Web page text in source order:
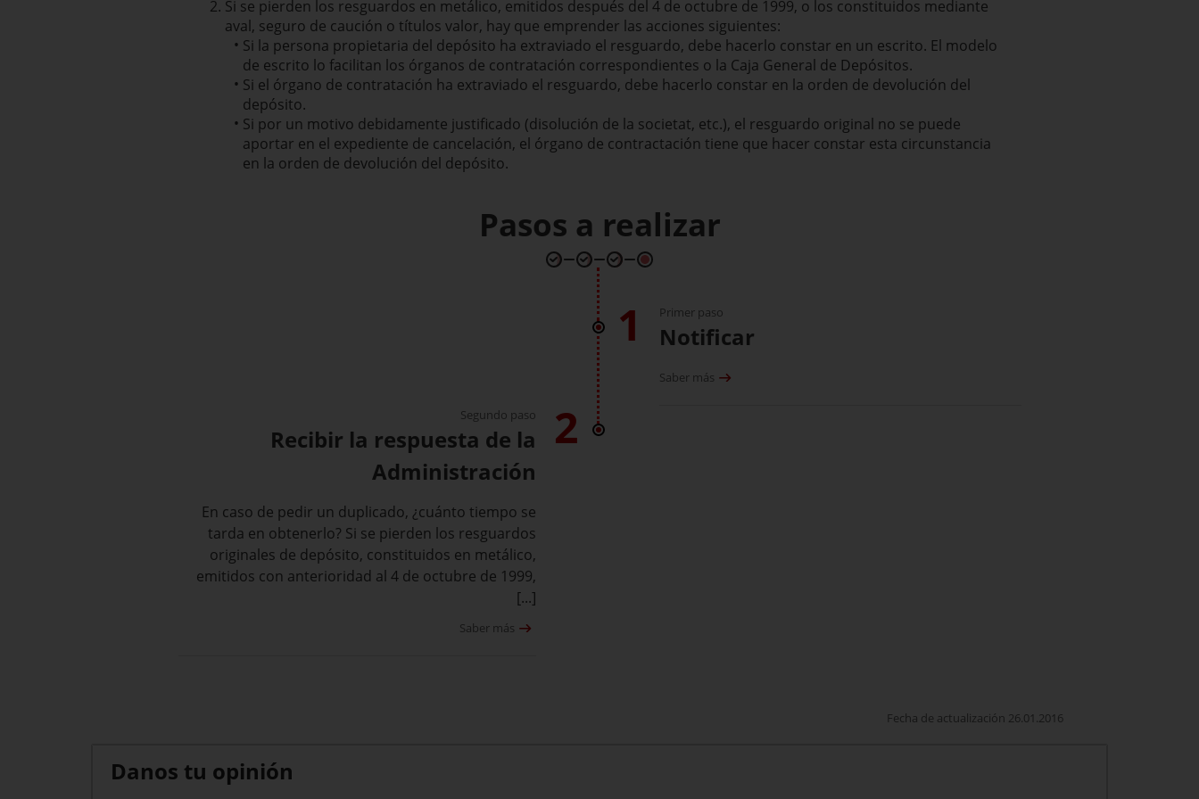
Si se pierden los resguardos en metálico, emitidos después del 4 de octubre de 1999, o los constituidos mediante
aval, seguro de caución o títulos valor, hay que emprender las acciones siguientes:
Si la persona propietaria del depósito ha extraviado el resguardo, debe hacerlo constar en un escrito. El modelo
de escrito lo facilitan los órganos de contratación correspondientes o la Caja General de Depósitos.
Si el órgano de contratación ha extraviado el resguardo, debe hacerlo constar en la orden de devolución del
depósito.
Si por un motivo debidamente justificado (disolución de la societat, etc.), el resguardo original no se puede
aportar en el expediente de cancelación, el órgano de contractación tiene que hacer constar esta circunstancia
en la orden de devolución del depósito.
Pasos a realizar
1 Primer paso
Notificar
Saber más
2
Segundo paso
Recibir la respuesta de la
Administración
En caso de pedir un duplicado, ¿cuánto tiempo se
tarda en obtenerlo? Si se pierden los resguardos
originales de depósito, constituidos en metálico,
emitidos con anterioridad al 4 de octubre de 1999,
[...]
Saber más
Fecha de actualización 26.01.2016
Danos tu opinión